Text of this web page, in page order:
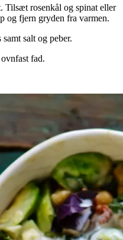
Tilsæt rosenkål og spinat eller
og fjern gryden fra varmen.
salt og peber.
fad.